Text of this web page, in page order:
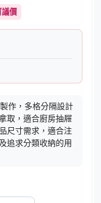
價
作，多格分隔設計
取，適合廚房抽屜
尺寸需求，適合注
追求分類收納的用